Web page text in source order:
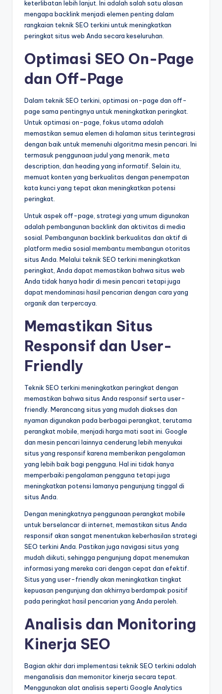
keterlibatan lebih lanjut. Ini adalah salah satu alasan
mengapa backlink menjadi elemen penting dalam
rangkaian teknik SEO terkini untuk meningkatkan
peringkat situs web Anda secara keseluruhan.
Optimasi SEO On-Page
dan Off-Page
Dalam teknik SEO terkini, optimasi on-page dan off-
page sama pentingnya untuk meningkatkan peringkat.
Untuk optimasi on-page, fokus utama adalah
memastikan semua elemen di halaman situs terintegrasi
dengan baik untuk memenuhi algoritma mesin pencari. Ini
termasuk penggunaan judul yang menarik, meta
description, dan heading yang informatif. Selain itu,
memuat konten yang berkualitas dengan penempatan
kata kunci yang tepat akan meningkatkan potensi
peringkat.
Untuk aspek off-page, strategi yang umum digunakan
adalah pembangunan backlink dan aktivitas di media
sosial. Pembangunan backlink berkualitas dan aktif di
platform media sosial membantu membangun otoritas
situs Anda. Melalui teknik SEO terkini meningkatkan
peringkat, Anda dapat memastikan bahwa situs web
Anda tidak hanya hadir di mesin pencari tetapi juga
dapat mendominasi hasil pencarian dengan cara yang
organik dan terpercaya.
Memastikan Situs
Responsif dan User-
Friendly
Teknik SEO terkini meningkatkan peringkat dengan
memastikan bahwa situs Anda responsif serta user-
friendly. Merancang situs yang mudah diakses dan
nyaman digunakan pada berbagai perangkat, terutama
perangkat mobile, menjadi harga mati saat ini. Google
dan mesin pencari lainnya cenderung lebih menyukai
situs yang responsif karena memberikan pengalaman
yang lebih baik bagi pengguna. Hal ini tidak hanya
memperbaiki pengalaman pengguna tetapi juga
meningkatkan potensi lamanya pengunjung tinggal di
situs Anda.
Dengan meningkatnya penggunaan perangkat mobile
untuk berselancar di internet, memastikan situs Anda
responsif akan sangat menentukan keberhasilan strategi
SEO terkini Anda. Pastikan juga navigasi situs yang
mudah diikuti, sehingga pengunjung dapat menemukan
informasi yang mereka cari dengan cepat dan efektif.
Situs yang user-friendly akan meningkatkan tingkat
kepuasan pengunjung dan akhirnya berdampak positif
pada peringkat hasil pencarian yang Anda peroleh.
Analisis dan Monitoring
Kinerja SEO
Bagian akhir dari implementasi teknik SEO terkini adalah
menganalisis dan memonitor kinerja secara tepat.
Menggunakan alat analisis seperti Google Analytics